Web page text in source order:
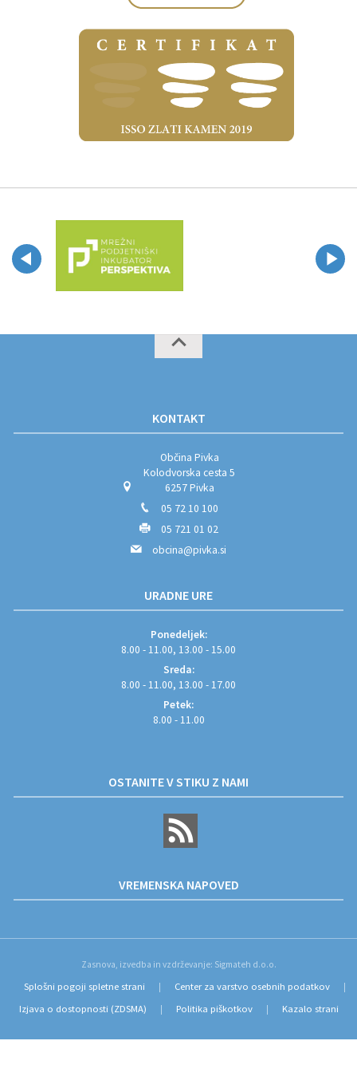
KONTAKT
Občina Pivka
Kolodvorska cesta 5
6257 Pivka
05 72 10 100
05 721 01 02
obcina@pivka.si
URADNE URE
Ponedeljek:
8.00 - 11.00, 13.00 - 15.00
Sreda:
8.00 - 11.00, 13.00 - 17.00
Petek:
8.00 - 11.00
OSTANITE V STIKU Z NAMI
VREMENSKA NAPOVED
Zasnova, izvedba in vzdrževanje: Sigmateh d.o.o.
Splošni pogoji spletne strani Center za varstvo osebnih podatkov
Izjava o dostopnosti (ZDSMA) Politika piškotkov Kazalo strani